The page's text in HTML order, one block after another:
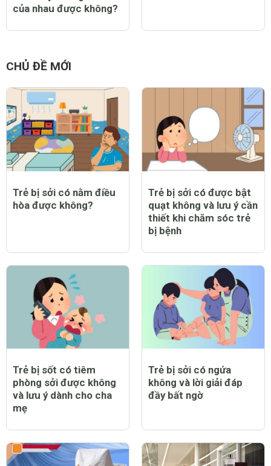
Em sắp lấy chồng rồi,
đêm nay chúng ta là
của nhau được không?
lắm
CHỦ ĐỀ MỚI
Trẻ bị sởi có nằm điều
hòa được không?
Trẻ bị sởi có được bật
quạt không và lưu ý cần
thiết khi chăm sóc trẻ
bị bệnh
Trẻ bị sốt có tiêm
Trẻ bị sởi có ngứa